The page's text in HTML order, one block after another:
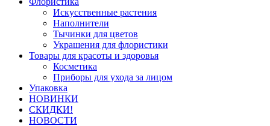
Искусственные растения
Наполнители
Тычинки для цветов
Украшения для флористики
Товары для красоты и здоровья
Косметика
Приборы для ухода за лицом
Упаковка
НОВИНКИ
СКИДКИ!
НОВОСТИ